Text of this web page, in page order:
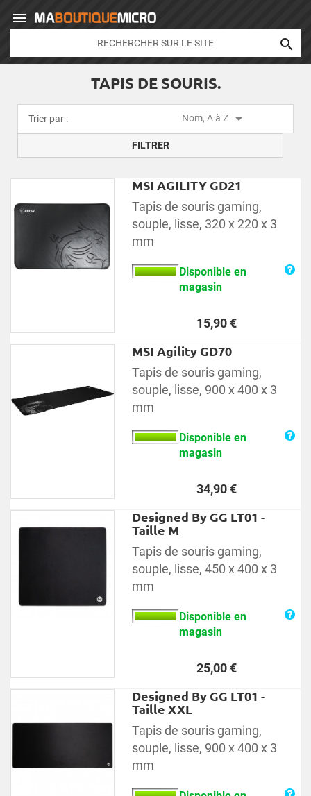


TAPIS DE SOURIS.
Trier par : Nom, A à Z 
FILTRER
MSI AGILITY GD21
Tapis de souris gaming,
souple, lisse, 320 x 220 x 3
mm
Disponible en
magasin
Prix
15,90 €
MSI Agility GD70
Tapis de souris gaming,
souple, lisse, 900 x 400 x 3
mm
Disponible en
magasin
Prix
34,90 €
Designed By GG LT01 -
Taille M
Tapis de souris gaming,
souple, lisse, 450 x 400 x 3
mm
Disponible en
magasin
Prix
25,00 €
Designed By GG LT01 -
Taille XXL
Tapis de souris gaming,
souple, lisse, 900 x 400 x 3
mm